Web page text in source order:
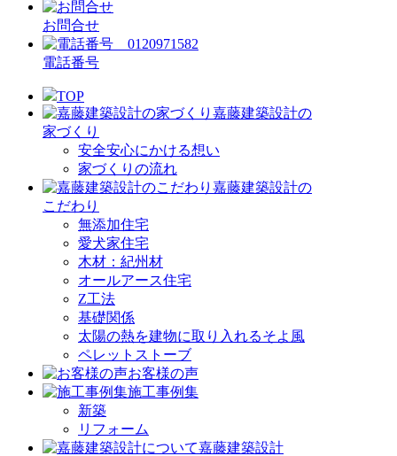
お問合せ
電話番号
TOP
嘉藤建築設計の
家づくり
安全安心にかける想い
家づくりの流れ
嘉藤建築設計の
こだわり
無添加住宅
愛犬家住宅
木材：紀州材
オールアース住宅
Z工法
基礎関係
太陽の熱を建物に取り入れるそよ風
ペレットストーブ
お客様の声
施工事例集
新築
リフォーム
嘉藤建築設計